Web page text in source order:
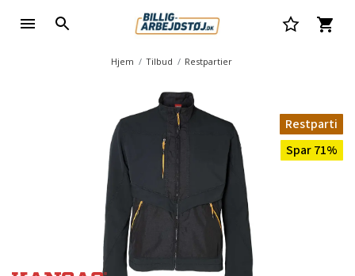
Hjem Tilbud Restpartier
Restparti
Spar 71%